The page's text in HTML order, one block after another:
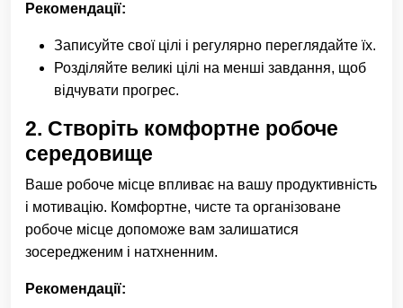
Рекомендації:
Записуйте свої цілі і регулярно переглядайте їх.
Розділяйте великі цілі на менші завдання, щоб
відчувати прогрес.
2. Створіть комфортне робоче
середовище
Ваше робоче місце впливає на вашу продуктивність
і мотивацію. Комфортне, чисте та організоване
робоче місце допоможе вам залишатися
зосередженим і натхненним.
Рекомендації: